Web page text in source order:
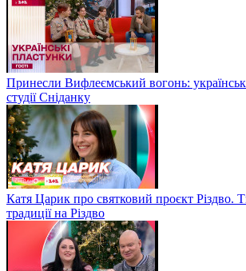
Принесли Вифлеємський вогонь:
студії Сніданку
Катя Царик про святковий проєкт Різдво.
традиції на Різдво